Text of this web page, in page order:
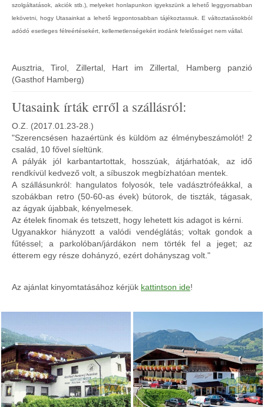
szolgáltatások, akciók stb.), melyeket honlapunkon igyekszünk a lehető leggyorsabban
lekövetni, hogy Utasainkat a lehető legpontosabban tájékoztassuk. E változtatásokból
adódó esetleges félreértésekért, kellemetlenségekért irodánk felelősséget nem vállal.
Ausztria, Tirol, Zillertal, Hart im Zillertal, Hamberg panzió
(Gasthof Hamberg)
Utasaink írták erről a szállásról:
O.Z. (2017.01.23-28.)
"Szerencsésen hazaértünk és küldöm az élménybeszámolót! 2
család, 10 fővel síeltünk.
A pályák jól karbantartottak, hosszúak, átjárhatóak, az idő
rendkívül kedvező volt, a síbuszok megbízhatóan mentek.
A szállásunkról: hangulatos folyosók, tele vadásztrófeákkal, a
szobákban retro (50-60-as évek) bútorok, de tiszták, tágasak,
az ágyak újabbak, kényelmesek.
Az ételek finomak és tetszett, hogy lehetett kis adagot is kérni.
Ugyanakkor hiányzott a valódi vendéglátás; voltak gondok a
fűtéssel; a parkolóban/járdákon nem törték fel a jeget; az
étterem egy része dohányzó, ezért dohányszag volt."
Az ajánlat kinyomtatásához kérjük kattintson ide!